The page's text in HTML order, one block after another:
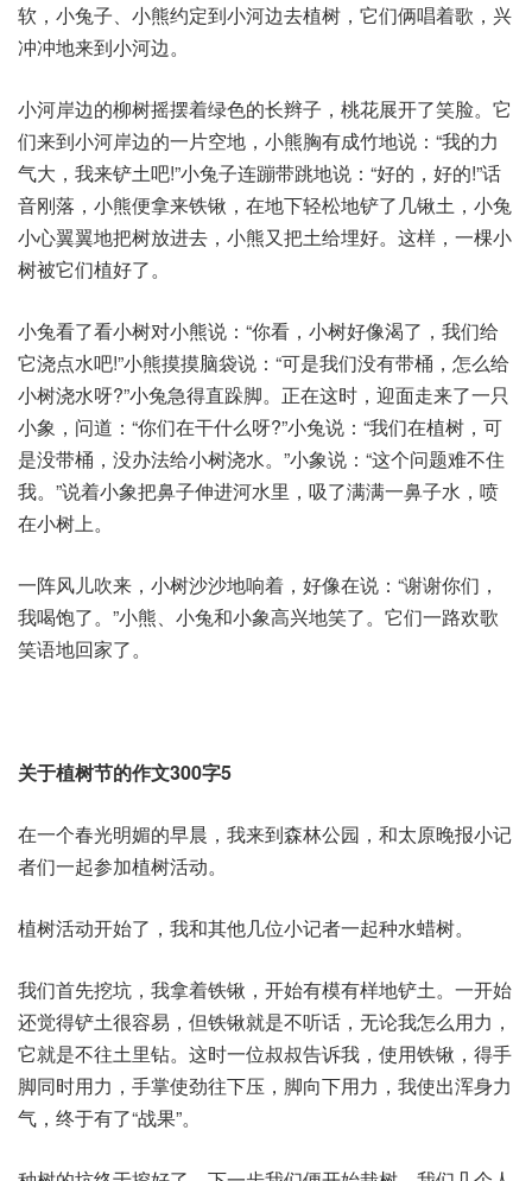
软，小兔子、小熊约定到小河边去植树，它们俩唱着歌，兴
冲冲地来到小河边。
小河岸边的柳树摇摆着绿色的长辫子，桃花展开了笑脸。它
们来到小河岸边的一片空地，小熊胸有成竹地说：“我的力
气大，我来铲土吧!”小兔子连蹦带跳地说：“好的，好的!”话
音刚落，小熊便拿来铁锹，在地下轻松地铲了几锹土，小兔
小心翼翼地把树放进去，小熊又把土给埋好。这样，一棵小
树被它们植好了。
小兔看了看小树对小熊说：“你看，小树好像渴了，我们给
它浇点水吧!”小熊摸摸脑袋说：“可是我们没有带桶，怎么给
小树浇水呀?”小兔急得直跺脚。正在这时，迎面走来了一只
小象，问道：“你们在干什么呀?”小兔说：“我们在植树，可
是没带桶，没办法给小树浇水。”小象说：“这个问题难不住
我。”说着小象把鼻子伸进河水里，吸了满满一鼻子水，喷
在小树上。
一阵风儿吹来，小树沙沙地响着，好像在说：“谢谢你们，
我喝饱了。”小熊、小兔和小象高兴地笑了。它们一路欢歌
笑语地回家了。
关于植树节的作文300字5
在一个春光明媚的早晨，我来到森林公园，和太原晚报小记
者们一起参加植树活动。
植树活动开始了，我和其他几位小记者一起种水蜡树。
我们首先挖坑，我拿着铁锹，开始有模有样地铲土。一开始
还觉得铲土很容易，但铁锹就是不听话，无论我怎么用力，
它就是不往土里钻。这时一位叔叔告诉我，使用铁锹，得手
脚同时用力，手掌使劲往下压，脚向下用力，我使出浑身力
气，终于有了“战果”。